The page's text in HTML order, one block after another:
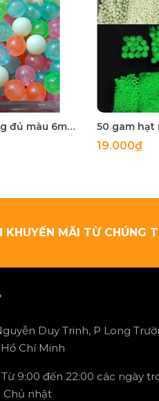
50gam hạt dạ quang đủ màu 6mm, 8mm, 10mm, 12mm, hạt nhựa tròn
19.000₫
KHUYẾN MÃI TỪ CHÚNG
Duy Trinh, P Long
Chí Minh
Từ 9:00 đến 22:00 các ngày
Chủ nhật